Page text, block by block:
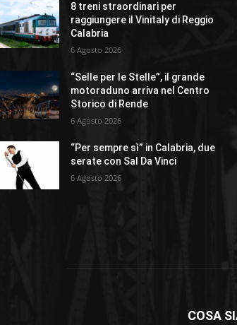
8 treni straordinari per
raggiungere il Vinitaly di Reggio
Calabria
6 Agosto 2026
“Selle per le Stelle”, il grande
motoraduno arriva nel Centro
Storico di Rende
6 Agosto 2026
“Per sempre sì” in Calabria, due
serate con Sal Da Vinci
6 Agosto 2026
COSA